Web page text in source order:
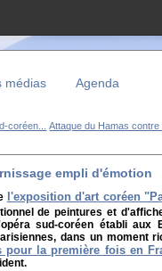
médias Agenda
coréen... Attaque du Hamas contre
empli d'émotion
l'exposition d'art coréen
de peintures et
sud-coréen établi aux
dans un moment
pour la première fois en